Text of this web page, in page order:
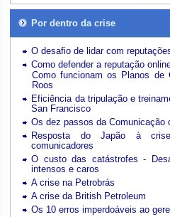
Por dentro da crise
O desafio de lidar com
Como defender a reputação
Como funcionam os Planos de
Roos
Eficiência da tripulação e
San Francisco
Os dez passos da Comunicação
Resposta do Japão à
comunicadores
O custo das catástrofes -
intensos e caros
A crise na Petrobrás
A crise da British Petroleum
Os 10 erros imperdoáveis ao